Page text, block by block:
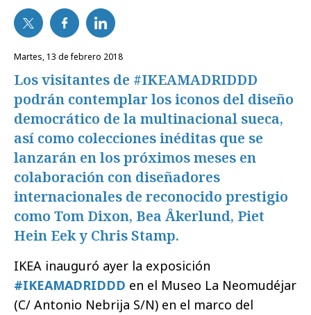
martes, 13 de febrero 2018
Los visitantes de #IKEAMADRIDDD
podrán contemplar los iconos del diseño
democrático de la multinacional sueca,
así como colecciones inéditas que se
lanzarán en los próximos meses en
colaboración con diseñadores
internacionales de reconocido prestigio
como Tom Dixon, Bea Åkerlund, Piet
Hein Eek y Chris Stamp.
IKEA inauguró ayer la exposición
#IKEAMADRIDDD en el Museo La Neomudéjar
(C/ Antonio Nebrija S/N) en el marco del